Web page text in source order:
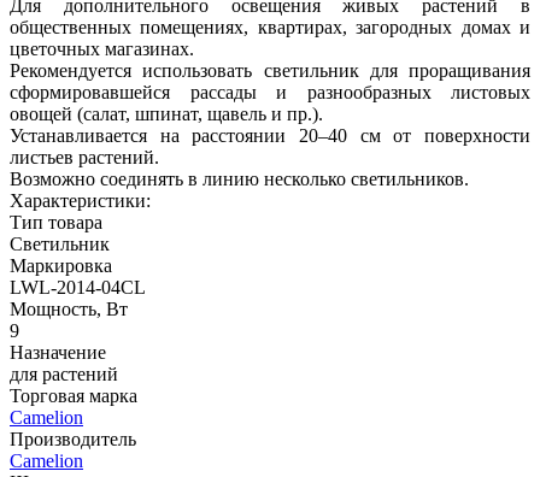
Для дополнительного освещения живых растений в
общественных помещениях, квартирах, загородных домах и
цветочных магазинах.
Рекомендуется использовать светильник для проращивания
сформировавшейся рассады и разнообразных листовых
овощей (салат, шпинат, щавель и пр.).
Устанавливается на расстоянии 20–40 см от поверхности
листьев растений.
Возможно соединять в линию несколько светильников.
Характеристики:
Тип товара
Светильник
Маркировка
LWL-2014-04CL
Мощность, Вт
9
Назначение
для растений
Торговая марка
Camelion
Производитель
Camelion